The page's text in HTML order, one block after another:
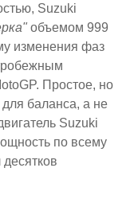
Suzuki
объемом 999
изменения фаз
Простое, но
баланса, а не
Suzuki
по всему